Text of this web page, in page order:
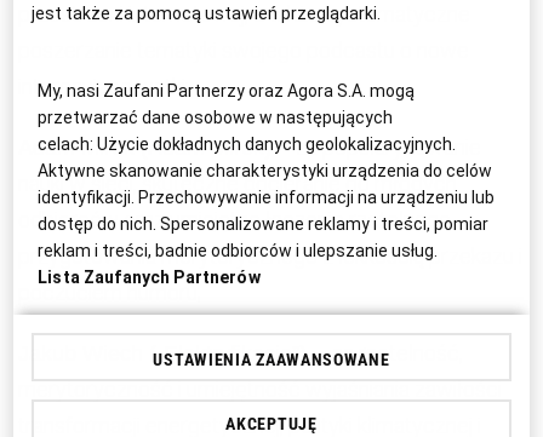
przestrzeni internetowej, a także systematyczne
interesujące wątki;
Adam Mirek ( Adam Mirek)– za popularyzowanie
nauki w sieci, skuteczne docieranie do młodych
odbiorców oraz umiejętne łączenie rzetelnego
przygotowania merytorycznego z lekkością przekazu i
poczuciem humoru;
Jakub Wiech („Elektryfikacja”)– za rzetelność,
merytoryczność i umiejętność wyjaśniania zawiłości
transformacji energetycznej, polityki klimatycznej i
jest także za pomocą ustawień przeglądarki.
My, nasi Zaufani Partnerzy oraz Agora S.A. mogą
przetwarzać dane osobowe w następujących
celach:Użycie dokładnych danych geolokalizacyjnych.
Aktywne skanowanie charakterystyki urządzenia do celów
identyfikacji. Przechowywanie informacji na urządzeniu lub
dostęp do nich. Spersonalizowane reklamy i treści, pomiar
reklam i treści, badnie odbiorców i ulepszanie usług.
Lista Zaufanych Partnerów
USTAWIENIA ZAAWANSOWANE
AKCEPTUJĘ